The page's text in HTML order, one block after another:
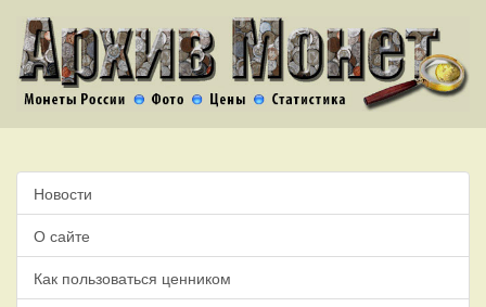
Новости
О сайте
Как пользоваться ценником